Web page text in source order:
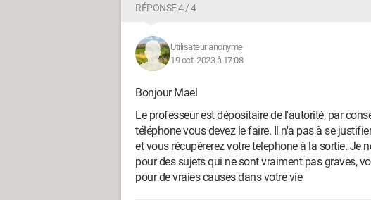
RÉPONSE 4 / 4
Utilisateur anonyme
19 oct. 2023 à 17:08
Bonjour Mael
Le professeur est dépositaire de l'autorité, par
téléphone vous devez le faire. Il n'a pas à se
et vous récupérerez votre telephone à la sortie. Je
pour des sujets qui ne sont vraiment pas graves,
pour de vraies causes dans votre vie